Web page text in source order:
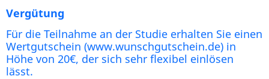
Vergütung
Für die Teilnahme an der Studie erhalten Sie einen
Wertgutschein (www.wunschgutschein.de) in
Höhe von 20€, der sich sehr flexibel einlösen
lässt.